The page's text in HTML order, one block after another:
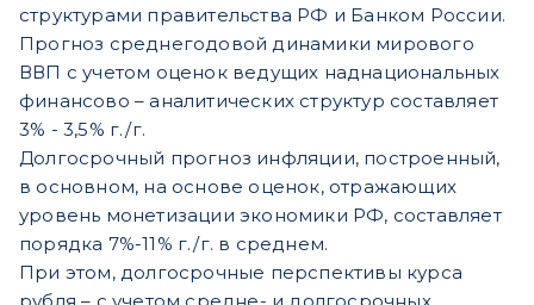
структурами правительства РФ и Банком России.
Прогноз среднегодовой динамики мирового
ВВП с учетом оценок ведущих наднациональных
финансово – аналитических структур составляет
3% - 3,5% г./г.
Долгосрочный прогноз инфляции, построенный,
в основном, на основе оценок, отражающих
уровень монетизации экономики РФ, составляет
порядка 7%-11% г./г. в среднем.
При этом, долгосрочные перспективы курса